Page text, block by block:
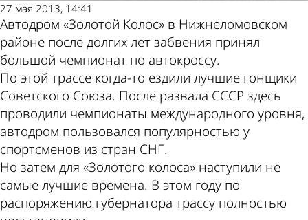
27 мая 2013, 14:41
Автодром «Золотой Колос» в Нижнеломовском
районе после долгих лет забвения принял
большой чемпионат по автокроссу.
По этой трассе когда-то ездили лучшие гонщики
Советского Союза. После развала СССР здесь
проводили чемпионаты международного уровня,
автодром пользовался популярностью у
спортсменов из стран СНГ.
Но затем для «Золотого колоса» наступили не
самые лучшие времена. В этом году по
распоряжению губернатора трассу полностью